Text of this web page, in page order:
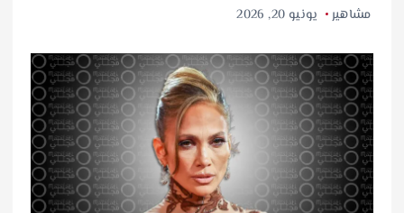
مشاهير يونيو 20, 2026